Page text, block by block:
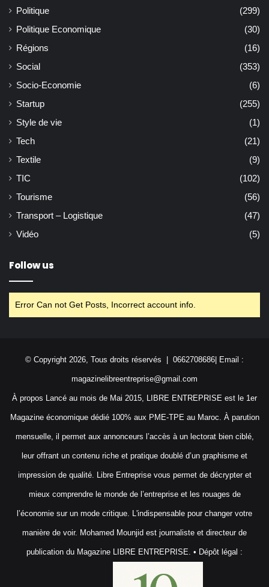
Politique
(299)
Politique Economique
(30)
Régions
(16)
Social
(353)
Socio-Economie
(6)
Startup
(255)
Style de vie
(1)
Tech
(21)
Textile
(9)
TIC
(102)
Tourisme
(56)
Transport – Logistique
(47)
Vidéo
(5)
Follow us
Error Can not Get Posts, Incorrect account info.
© Copyright 2026, Tous droits réservés | 0662708686| Email :
magazinelibreentreprise@gmail.com
À propos Lancé au mois de Mai 2015, LIBRE ENTREPRISE est le 1er
Magazine économique dédié 100% aux PME-TPE au Maroc. À parution
mensuelle, il permet aux annonceurs l’accès à un lectorat bien ciblé,
leur offrant un contenu riche et pratique doublé d’un graphisme et
impression de qualité. Libre Entreprise vous permet de décrypter et
mieux comprendre le monde de l’entreprise et les rouages de
l’économie sur un mode critique. L'indispensable pour changer votre
manière de voir. Mohamed Mounjid est journaliste et directeur de
publication du Magazine LIBRE ENTREPRISE. • Dépôt légal :